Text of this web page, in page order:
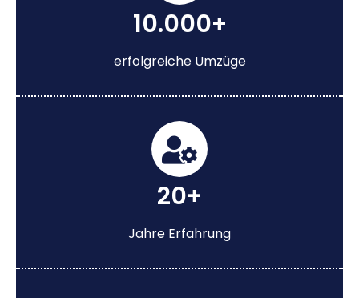
10.000+
erfolgreiche Umzüge
20+
Jahre Erfahrung